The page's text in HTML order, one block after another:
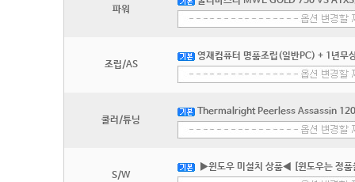
파워
조립/AS
영재컴퓨터 명품조립(일반PC) + 1년무
쿨러/튜닝
Thermalright Peerless Assassin 120
S/W
▶윈도우 미설치 상품◀ [윈도우는 정